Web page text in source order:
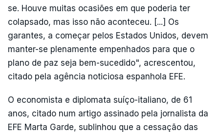
se. Houve muitas ocasiões em que poderia ter
colapsado, mas isso não aconteceu. [...] Os
garantes, a começar pelos Estados Unidos, devem
manter-se plenamente empenhados para que o
plano de paz seja bem-sucedido", acrescentou,
citado pela agência noticiosa espanhola EFE.
O economista e diplomata suíço-italiano, de 61
anos, citado num artigo assinado pela jornalista da
EFE Marta Garde, sublinhou que a cessação das